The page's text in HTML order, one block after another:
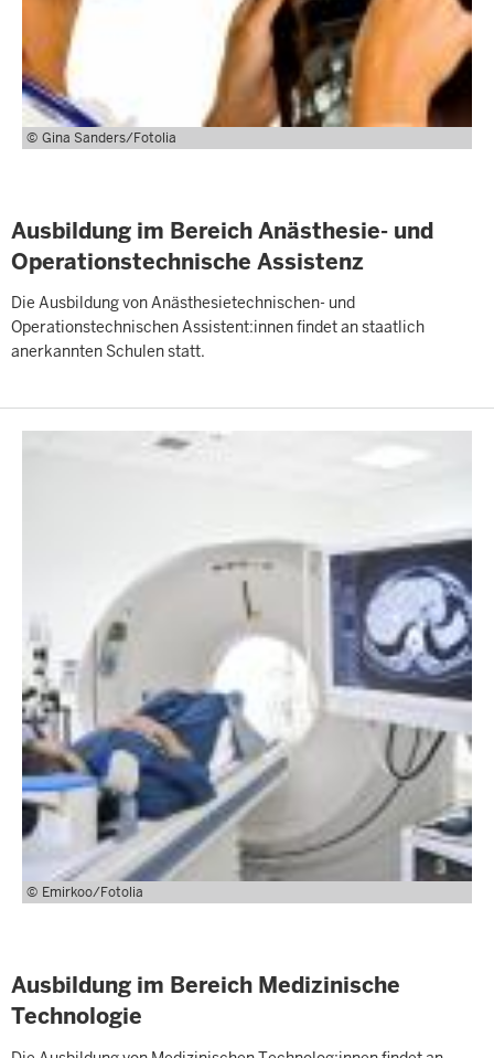
Gina Sanders/Fotolia
Ausbildung im Bereich Anästhesie- und
Operationstechnische Assistenz
Die Ausbildung von Anästhesietechnischen- und
Operationstechnischen Assistent:innen findet an staatlich
anerkannten Schulen statt.
Emirkoo/Fotolia
Ausbildung im Bereich Medizinische
Technologie